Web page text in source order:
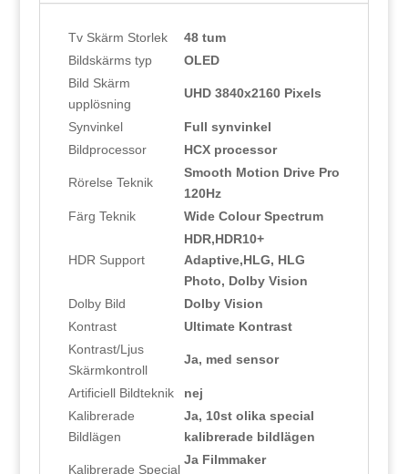
Tv Skärm Storlek
48 tum
Bildskärms typ
OLED
Bild Skärm
upplösning
UHD 3840x2160 Pixels
Synvinkel
Full synvinkel
Bildprocessor
HCX processor
Rörelse Teknik
Smooth Motion Drive Pro
120Hz
Färg Teknik
Wide Colour Spectrum
HDR Support
HDR,HDR10+
Adaptive,HLG, HLG
Photo, Dolby Vision
Dolby Bild
Dolby Vision
Kontrast
Ultimate Kontrast
Kontrast/Ljus
Skärmkontroll
Ja, med sensor
Artificiell Bildteknik
nej
Kalibrerade
Bildlägen
Ja, 10st olika special
kalibrerade bildlägen
Kalibrerade Special
Ja Filmmaker